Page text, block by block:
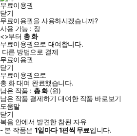
무료이용권
닫기
무료이용권을 사용하시겠습니까?
사용 가능 : 장
<>부터 총화
무료이용권으로 대여합니다.
다른 방법으로 결제
무료이용권
닫기
무료이용권으로
총 화대여 완료했습니다.
남은 작품 : 총화(원)
남은 작품 결제하기 대여한 작품 바로보기
도움말
닫기
복음 안에서 발견한 참된 자유
- 본 작품은 1일마다1편씩 무료입니다.